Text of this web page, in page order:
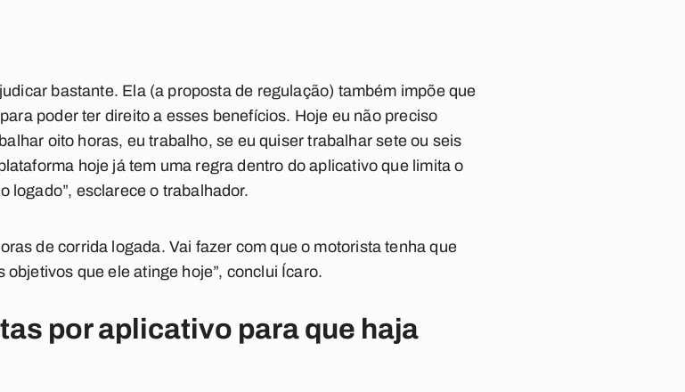
bastante. Ela (a proposta de regulação) também impõe que
poder ter direito a esses benefícios. Hoje eu não preciso
oito horas, eu trabalho, se eu quiser trabalhar sete ou seis
hoje já tem uma regra dentro do aplicativo que limita o
logado”, esclarece o trabalhador.
de corrida logada. Vai fazer com que o motorista tenha que
que ele atinge hoje”, conclui Ícaro.
por aplicativo para que haja